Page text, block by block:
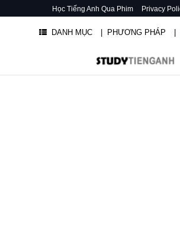
Học Tiếng Anh Qua Phim Privacy
DANH MỤC | PHƯƠNG PHÁP